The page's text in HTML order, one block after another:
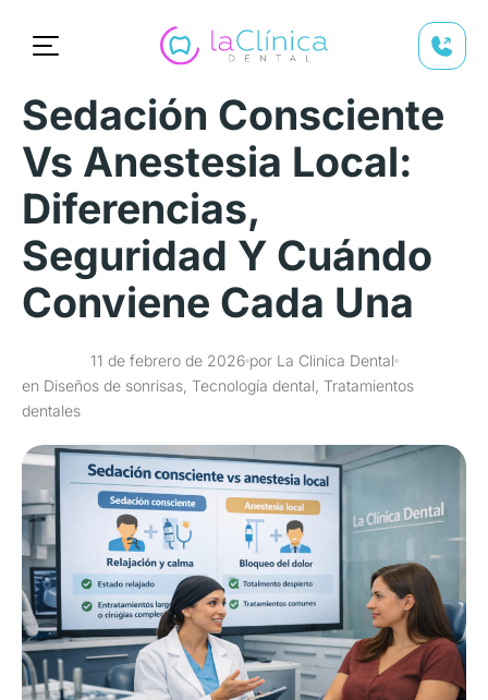
Sedación Consciente
Vs Anestesia Local:
Diferencias,
Seguridad Y Cuándo
Conviene Cada Una
11 de febrero de 2026 por La Clinica Dental
en Diseños de sonrisas, Tecnología dental, Tratamientos
dentales